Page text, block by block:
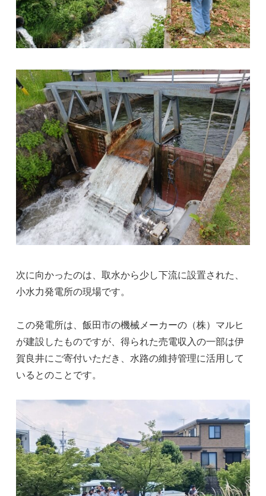
次に向かったのは、取水から少し下流に設置された、
小水力発電所の現場です。
この発電所は、飯田市の機械メーカーの（株）マルヒ
が建設したものですが、得られた売電収入の一部は伊
賀良井にご寄付いただき、水路の維持管理に活用して
いるとのことです。